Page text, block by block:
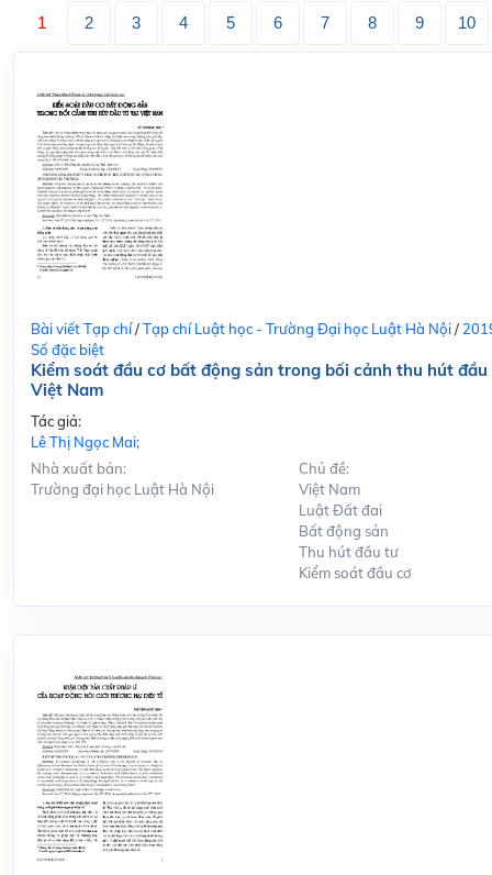
1 2 3 4 5 6 7 8 9 10
Bài viết Tạp chí/Tạp chí Luật học - Trường Đại học Luật Hà Nội/
Số đặc biệt
Kiểm soát đầu cơ bất động sản trong bối cảnh thu hút
Việt Nam
Tác giả:
Lê Thị Ngọc Mai;
Nhà xuất bản:
Trường đại học Luật Hà Nội
Chủ đề:
Việt Nam
Luật Đất đai
Bất động sản
Thu hút đầu tư
Kiểm soát đầu cơ